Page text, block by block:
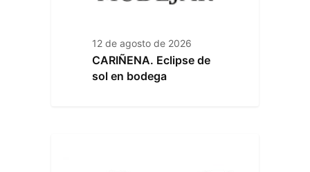
12 de agosto de 2026
CARIÑENA. Eclipse de
sol en bodega